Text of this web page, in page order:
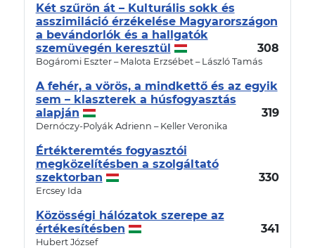
Két szűrön át – Kulturális sokk és
asszimiláció érzékelése Magyarországon
a bevándorlók és a hallgatók
szemüvegén keresztül
308
Bogáromi Eszter – Malota Erzsébet – László Tamás
A fehér, a vörös, a mindkettő és az egyik
sem – klaszterek a húsfogyasztás
alapján
319
Dernóczy-Polyák Adrienn – Keller Veronika
Értékteremtés fogyasztói
megközelítésben a szolgáltató
szektorban
330
Ercsey Ida
Közösségi hálózatok szerepe az
értékesítésben
341
Hubert József